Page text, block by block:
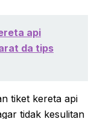
api
da tips
tiket kereta api
tidak kesulitan